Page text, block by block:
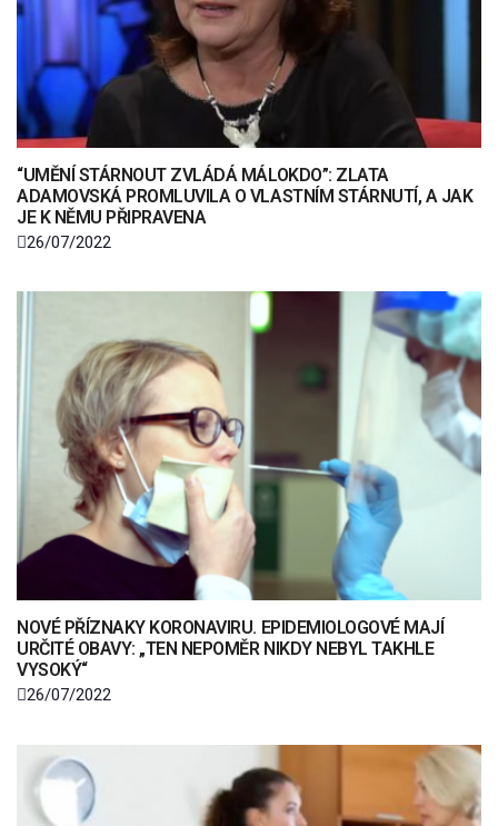
“UMĚNÍ STÁRNOUT ZVLÁDÁ MÁLOKDO”: ZLATA
ADAMOVSKÁ PROMLUVILA O VLASTNÍM STÁRNUTÍ, A JAK
JE K NĚMU PŘIPRAVENA
26/07/2022
NOVÉ PŘÍZNAKY KORONAVIRU. EPIDEMIOLOGOVÉ MAJÍ
URČITÉ OBAVY: „TEN NEPOMĚR NIKDY NEBYL TAKHLE
VYSOKÝ“
26/07/2022